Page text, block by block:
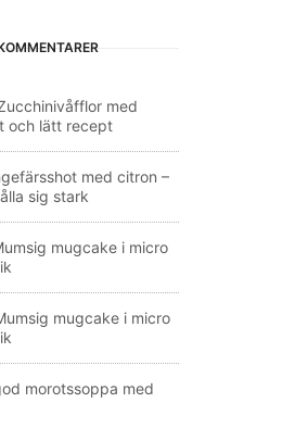
med
och lätt recept
med citron –
sig stark
mugcake i micro
mugcake i micro
morotssoppa med